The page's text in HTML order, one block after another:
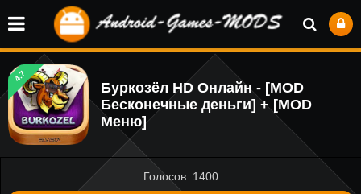
4.7
Буркозёл HD Онлайн - [MOD
Бесконечные деньги] + [MOD
Меню]
Голосов: 1400